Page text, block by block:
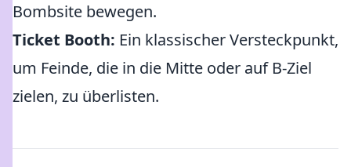
Bombsite bewegen.
Ticket Booth: Ein klassischer Versteckpunkt,
um Feinde, die in die Mitte oder auf B-Ziel
zielen, zu überlisten.